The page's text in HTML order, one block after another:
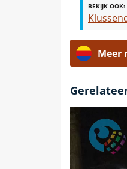
BEKIJK OOK:
Meer